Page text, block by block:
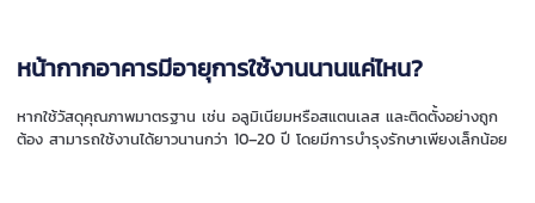
หน้ากากอาคารมีอายุการใช้งานนานแค่ไหน?
หากใช้วัสดุคุณภาพมาตรฐาน เช่น อลูมิเนียมหรือสแตนเลส และติดตั้งอย่างถูก
ต้อง สามารถใช้งานได้ยาวนานกว่า 10–20 ปี โดยมีการบำรุงรักษาเพียงเล็กน้อย